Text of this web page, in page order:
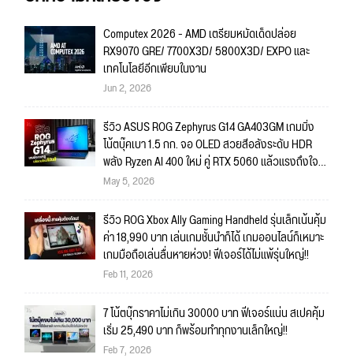
Computex 2026 - AMD เตรียมหมัดเด็ดปล่อย
RX9070 GRE/ 7700X3D/ 5800X3D/ EXPO และ
เทคโนโลยีอีกเพียบในงาน
Jun 2, 2026
รีวิว ASUS ROG Zephyrus G14 GA403GM เกมมิ่ง
โน้ตบุ๊คเบา 1.5 กก. จอ OLED สวยสีอลังระดับ HDR
พลัง Ryzen AI 400 ใหม่ คู่ RTX 5060 แล้วแรงถึงใจ
งานใหญ่พร้อมลุย เกมไหนก็พร้อมเล่น!!
May 5, 2026
รีวิว ROG Xbox Ally Gaming Handheld รุ่นเล็กเน้นคุ้ม
ค่า 18,990 บาท เล่นเกมชั้นนำก็ได้ เกมออนไลน์ก็เหมาะ
เกมมือถือเล่นลื่นหายห่วง! ฟีเจอร์ได้ไม่แพ้รุ่นใหญ่!!
Feb 11, 2026
7 โน้ตบุ๊กราคาไม่เกิน 30000 บาท ฟีเจอร์แน่น สเปคคุ้ม
เริ่ม 25,490 บาท ก็พร้อมทำทุกงานเล็กใหญ่!!
Feb 7, 2026